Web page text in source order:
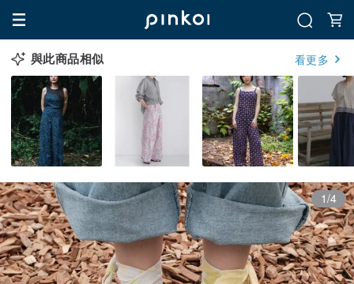
與此商品相似 看更多
1/4